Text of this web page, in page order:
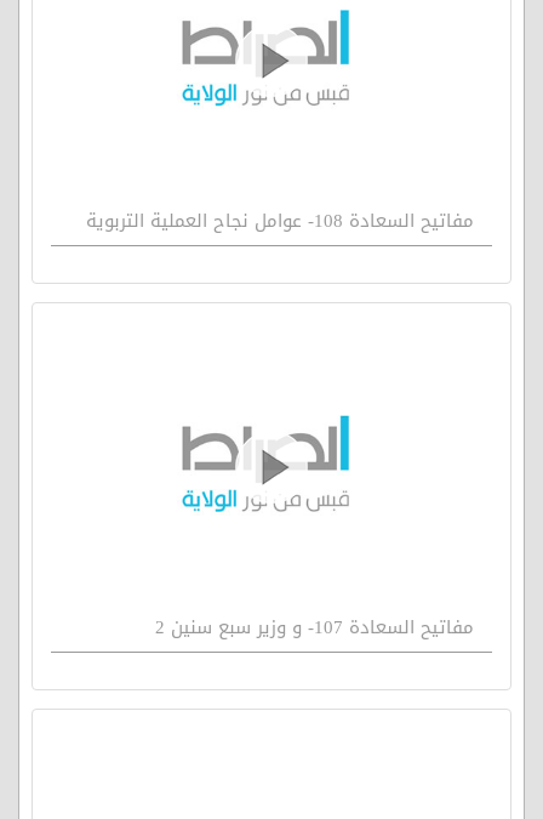
مفاتيح السعادة 108- عوامل نجاح العملية التربوية
مفاتيح السعادة 107- و وزير سبع سنين 2